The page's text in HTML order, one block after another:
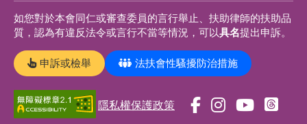
如您對於本會同仁或審查委員的言行舉止、扶助律師的扶助品
質，認為有違反法令或言行不當等情況，可以具名提出申訴。
申訴或檢舉 法扶會性騷擾防治措施
隱私權保護政策